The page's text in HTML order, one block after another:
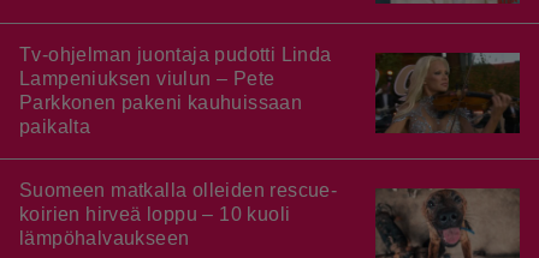
Tv-ohjelman juontaja pudotti Linda
Lampeniuksen viulun – Pete
Parkkonen pakeni kauhuissaan
paikalta
Suomeen matkalla olleiden rescue-
koirien hirveä loppu – 10 kuoli
lämpöhalvaukseen